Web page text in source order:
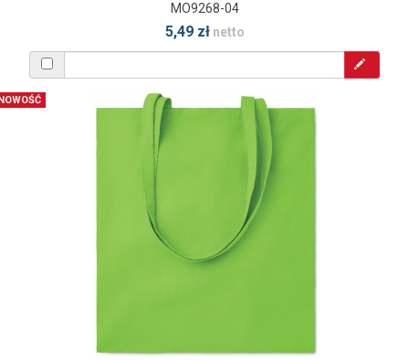
MO9268-04
5,49 złnetto